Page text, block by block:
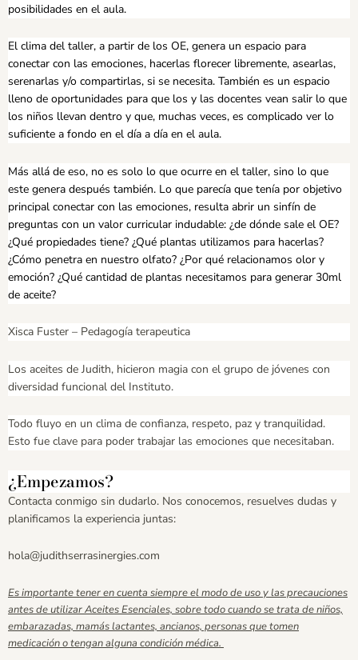
posibilidades en el aula.
El clima del taller, a partir de los OE, genera un espacio para
conectar con las emociones, hacerlas florecer libremente, asearlas,
serenarlas y/o compartirlas, si se necesita. También es un espacio
lleno de oportunidades para que los y las docentes vean salir lo que
los niños llevan dentro y que, muchas veces, es complicado ver lo
suficiente a fondo en el día a día en el aula.
Más allá de eso, no es solo lo que ocurre en el taller, sino lo que
este genera después también. Lo que parecía que tenía por objetivo
principal conectar con las emociones, resulta abrir un sinfín de
preguntas con un valor curricular indudable: ¿de dónde sale el OE?
¿Qué propiedades tiene? ¿Qué plantas utilizamos para hacerlas?
¿Cómo penetra en nuestro olfato? ¿Por qué relacionamos olor y
emoción? ¿Qué cantidad de plantas necesitamos para generar 30ml
de aceite?
Xisca Fuster – Pedagogía terapeutica
Los aceites de Judith, hicieron magia con el grupo de jóvenes con
diversidad funcional del Instituto.
Todo fluyo en un clima de confianza, respeto, paz y tranquilidad.
Esto fue clave para poder trabajar las emociones que necesitaban.
¿Empezamos?
Contacta conmigo sin dudarlo. Nos conocemos, resuelves dudas y
planificamos la experiencia juntas:
hola@judithserrasinergies.com
Es importante tener en cuenta siempre el modo de uso y las precauciones
antes de utilizar Aceites Esenciales, sobre todo cuando se trata de niños,
embarazadas, mamás lactantes, ancianos, personas que tomen
medicación o tengan alguna condición médica.